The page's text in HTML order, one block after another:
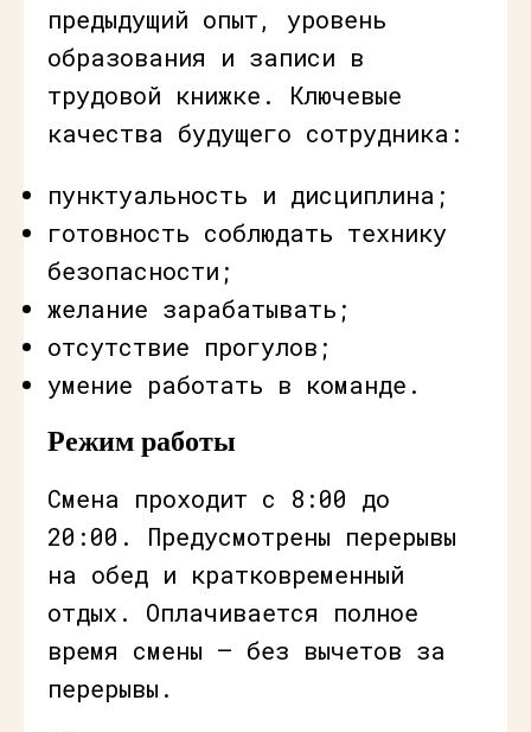
предыдущий опыт, уровень
образования и записи в
трудовой книжке. Ключевые
качества будущего сотрудника:
пунктуальность и дисциплина;
готовность соблюдать технику
безопасности;
желание зарабатывать;
отсутствие прогулов;
умение работать в команде.
Режим работы
Смена проходит с 8:00 до
20:00. Предусмотрены перерывы
на обед и кратковременный
отдых. Оплачивается полное
время смены — без вычетов за
перерывы.